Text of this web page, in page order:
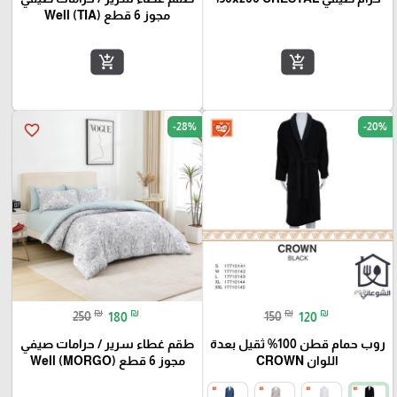
add_shopping_cart
مجوز 6 قطع Well (TIA)
add_shopping_cart
favorite_border -20%
150 ₪ 120 ₪
روب حمام قطن 100% ثقيل بعدة
اللوان CROWN
favorite_border -28%
250 ₪ 180 ₪
طقم غطاء سرير / حرامات صيفي
مجوز 6 قطع Well (MORGO)